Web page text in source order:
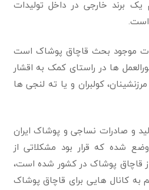
یک برند خارجی در داخل تولیدات
است.
موجود بحث قاچاق پوشاک است
ها در راستای کمک به اقشار
کولبران و یا ته لنجی ها
و صادرات نساجی و پوشاک ایران
وضع شده که قرار بود مشکلاتی از
قاچاق پوشاک در کشور شده است،
به کانال هایی برای قاچاق پوشاک